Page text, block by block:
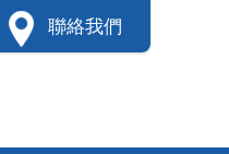
聯絡我們